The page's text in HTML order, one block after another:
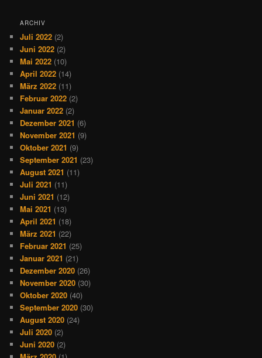
ARCHIV
Juli 2022 (2)
Juni 2022 (2)
Mai 2022 (10)
April 2022 (14)
März 2022 (11)
Februar 2022 (2)
Januar 2022 (2)
Dezember 2021 (6)
November 2021 (9)
Oktober 2021 (9)
September 2021 (23)
August 2021 (11)
Juli 2021 (11)
Juni 2021 (12)
Mai 2021 (13)
April 2021 (18)
März 2021 (22)
Februar 2021 (25)
Januar 2021 (21)
Dezember 2020 (26)
November 2020 (30)
Oktober 2020 (40)
September 2020 (30)
August 2020 (24)
Juli 2020 (2)
Juni 2020 (2)